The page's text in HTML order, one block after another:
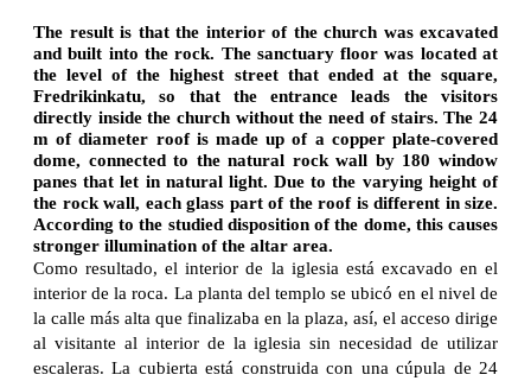
The result is that the interior of the church was excavated
and built into the rock. The sanctuary floor was located at
the level of the highest street that ended at the square,
Fredrikinkatu, so that the entrance leads the visitors
directly inside the church without the need of stairs. The 24
m of diameter roof is made up of a copper plate-covered
dome, connected to the natural rock wall by 180 window
panes that let in natural light. Due to the varying height of
the rock wall, each glass part of the roof is different in size.
According to the studied disposition of the dome, this causes
stronger illumination of the altar area.
Como resultado, el interior de la iglesia está excavado en el
interior de la roca. La planta del templo se ubicó en el nivel de
la calle más alta que finalizaba en la plaza, así, el acceso dirige
al visitante al interior de la iglesia sin necesidad de utilizar
escaleras. La cubierta está construida con una cúpula de 24